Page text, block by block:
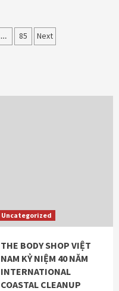
… 85 Next
Uncategorized
THE BODY SHOP VIỆT
NAM KỶ NIỆM 40 NĂM
INTERNATIONAL
COASTAL CLEANUP